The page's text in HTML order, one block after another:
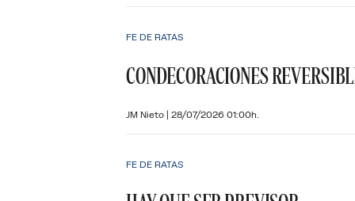
FE DE RATAS
CONDECORACIONES
JM Nieto | 28/07/2026 01:00h.
FE DE RATAS